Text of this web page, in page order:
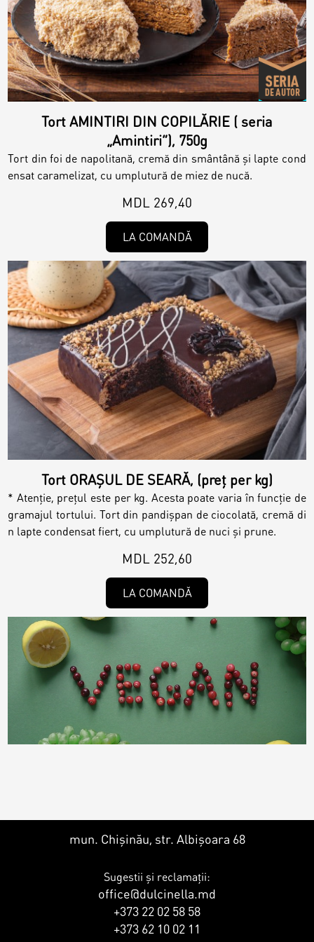
Colaci
Umpluturi
Candy Bar
Macarons personalizat
CakePops personalizat
Cupcake personalizat
Biscuiți personalizați
Prajituri
Ciocolată
Desert
Croissants & muffins
Biscuiţi
Plăcinte
Amami - Zero Zahǎr
Torturi
Prăjituri
Bomboane
Accesorii/Party
Toppere
Lumânări
Tort AMINTIRI DIN COPILĂRIE ( seria
„Amintiri”), 750g
Tort din foi de napolitană, cremă din smântână și lapte cond
ensat caramelizat, cu umplutură de miez de nucă.
MDL 269,40
LA COMANDĂ
Tort ORAȘUL DE SEARĂ, (preț per kg)
* Atenție, prețul este per kg. Acesta poate varia în funcție de
gramajul tortului. Tort din pandișpan de ciocolată, cremă di
n lapte condensat fiert, cu umplutură de nuci și prune.
MDL 252,60
LA COMANDĂ
mun. Chișinău, str. Albișoara 68
Sugestii și reclamații:
office@dulcinella.md
+373 22 02 58 58
+373 62 10 02 11